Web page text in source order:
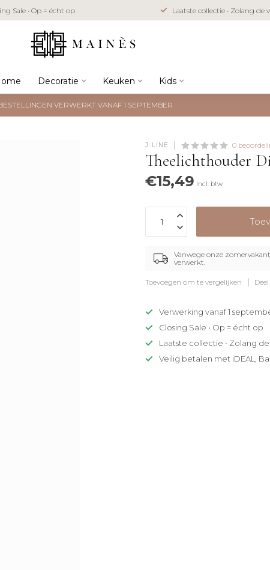
Sale • Op = écht op Laatste collectie • Zolang de
Decoratie Keuken Kids
VERWERKT VANAF 1 SEPTEMBER
J-LINE 0
Theelichthouder
€15,49 Incl. btw
Vanwege onze
verwerkt.
Toevoegen om te vergelijken
Verwerking vanaf 1
Closing Sale • Op = écht op
Laatste collectie • Zolang
Veilig betalen met iDEAL,